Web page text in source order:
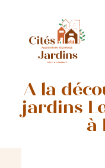
A la
jardins
à